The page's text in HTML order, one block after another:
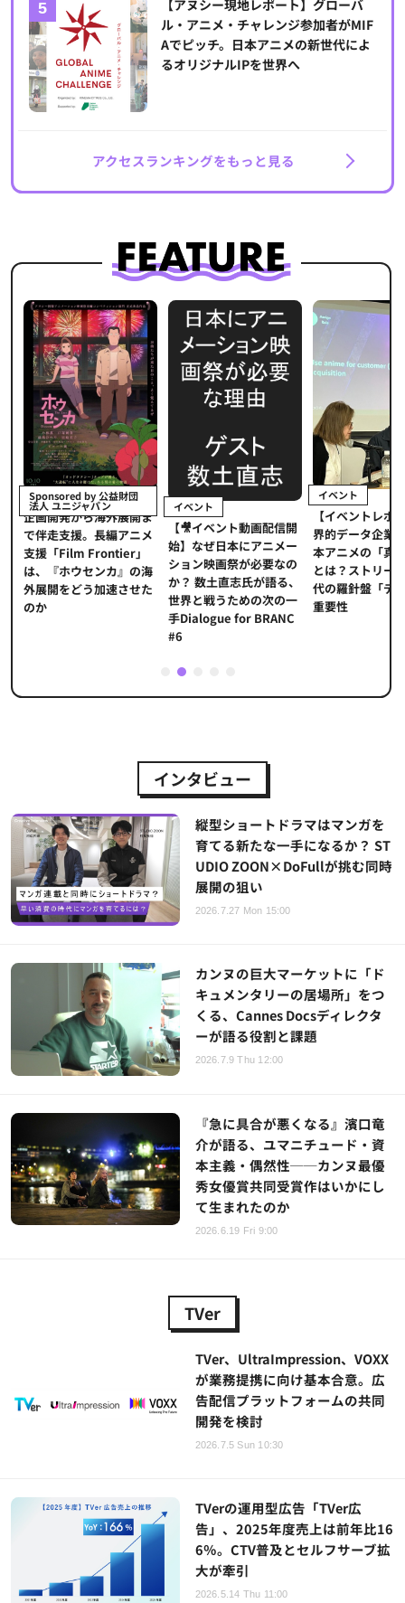
【アヌシー現地レポート】グローバ
ル・アニメ・チャレンジ参加者がMIF
Aでピッチ。日本アニメの新世代によ
るオリジナルIPを世界へ
アクセスランキングをもっと見る
Sponsored by 公益財団
法人 ユニジャパン
企画開発から海外展開ま
で伴走支援。長編アニメ
支援「Film Frontier」
は、『ホウセンカ』の海
外展開をどう加速させた
のか
イベント
【🎥イベント動画配信開
始】なぜ日本にアニメー
ション映画祭が必要なの
か？ 数土直志氏が語る、
世界と戦うための次の一
手Dialogue for BRANC
#6
イベント
【イベントレポ
界的データ企業
本アニメの「真
とは？ストリー
代の羅針盤「デ
重要性
2
インタビュー
縦型ショートドラマはマンガを
育てる新たな一手になるか？ ST
UDIO ZOON×DoFullが挑む同時
展開の狙い
2026.7.27 Mon 15:00
カンヌの巨大マーケットに「ド
キュメンタリーの居場所」をつ
くる、Cannes Docsディレクタ
ーが語る役割と課題
2026.7.9 Thu 12:00
『急に具合が悪くなる』濱口竜
介が語る、ユマニチュード・資
本主義・偶然性──カンヌ最優
秀女優賞共同受賞作はいかにし
て生まれたのか
2026.6.19 Fri 9:00
TVer
TVer、UltraImpression、VOXX
が業務提携に向け基本合意。広
告配信プラットフォームの共同
開発を検討
2026.7.5 Sun 10:30
TVerの運用型広告「TVer広
告」、2025年度売上は前年比16
6％。CTV普及とセルフサーブ拡
大が牽引
2026.5.14 Thu 11:00